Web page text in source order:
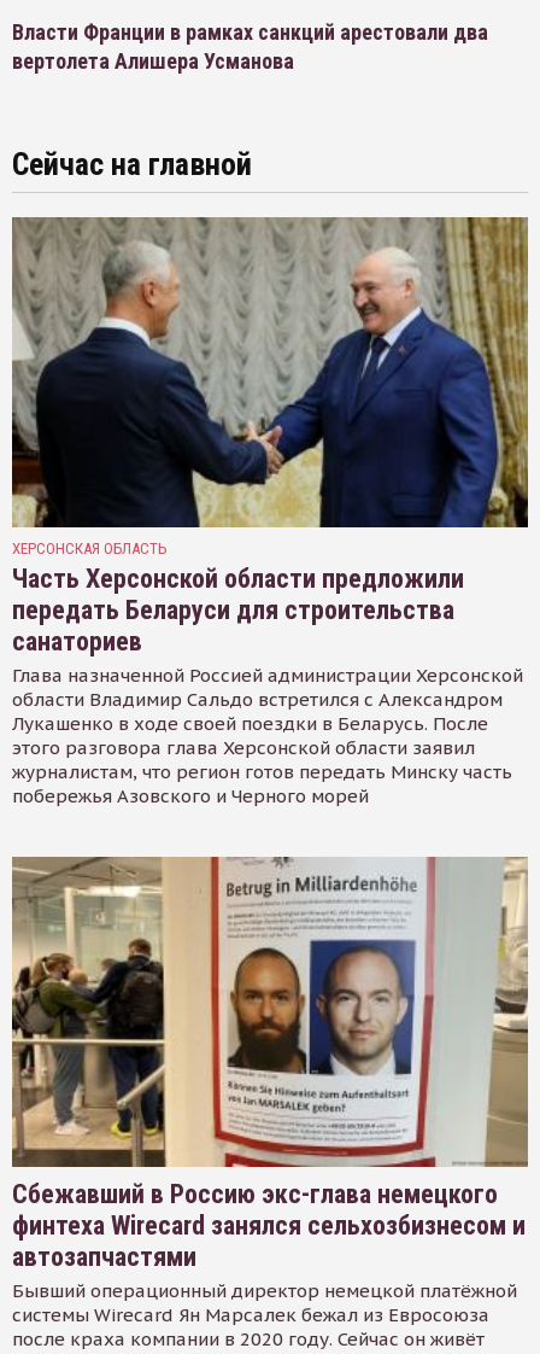
Власти Франции в рамках санкций арестовали два
вертолета Алишера Усманова
Сейчас на главной
ХЕРСОНСКАЯ ОБЛАСТЬ
Часть Херсонской области предложили
передать Беларуси для строительства
санаториев
Глава назначенной Россией администрации Херсонской
области Владимир Сальдо встретился с Александром
Лукашенко в ходе своей поездки в Беларусь. После
этого разговора глава Херсонской области заявил
журналистам, что регион готов передать Минску часть
побережья Азовского и Черного морей
Сбежавший в Россию экс-глава немецкого
финтеха Wirecard занялся сельхозбизнесом и
автозапчастями
Бывший операционный директор немецкой платёжной
системы Wirecard Ян Марсалек бежал из Евросоюза
после краха компании в 2020 году. Сейчас он живёт